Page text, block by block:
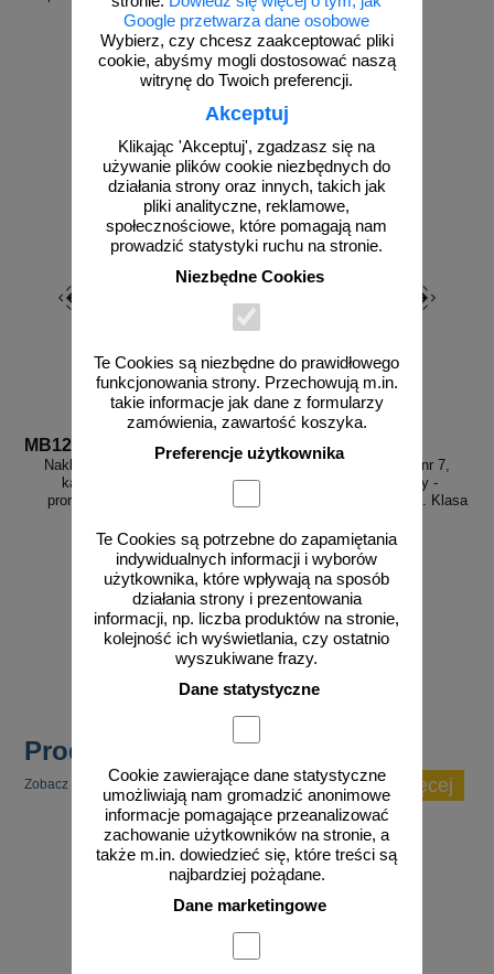
Google przetwarza dane osobowe
Wybierz, czy chcesz zaakceptować pliki
cookie, abyśmy mogli dostosować naszą
witrynę do Twoich preferencji.
Akceptuj
Klikając 'Akceptuj', zgadzasz się na
używanie plików cookie niezbędnych do
działania strony oraz innych, takich jak
pliki analityczne, reklamowe,
społecznościowe, które pomagają nam
prowadzić statystyki ruchu na stronie.
Niezbędne Cookies
Te Cookies są niezbędne do prawidłowego
funkcjonowania strony. Przechowują m.in.
takie informacje jak dane z formularzy
zamówienia, zawartość koszyka.
Preferencje użytkownika
Te Cookies są potrzebne do zapamiętania
indywidualnych informacji i wyborów
użytkownika, które wpływają na sposób
działania strony i prezentowania
informacji, np. liczba produktów na stronie,
kolejność ich wyświetlania, czy ostatnio
wyszukiwane frazy.
Dane statystyczne
Cookie zawierające dane statystyczne
umożliwiają nam gromadzić anonimowe
informacje pomagające przeanalizować
zachowanie użytkowników na stronie, a
także m.in. dowiedzieć się, które treści są
najbardziej pożądane.
Dane marketingowe
MB121
do koszyka
MB122
do koszyka
MB123
Naklejka ADR podklasa nr 7,
kategoria III - Materiały
promieniotwórcze. Klasa 7 -
od 2,28 zł
1,85 zł netto
MB124
Naklejka ADR podklasa nr 7,
materiał rozszczepialny -
Materiały promieniotwórcze. Klasa
od 2,28 zł
1,85 zł netto
Produkty popularne
Zobacz inne popularne produkty w tej kategorii. zobacz więcej